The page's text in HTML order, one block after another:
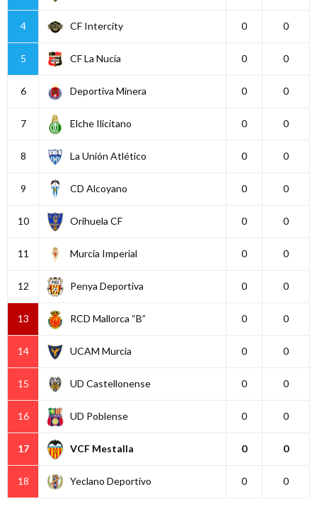
4 CF Intercity 0 0
5 CF La Nucía 0 0
6 Deportiva Minera 0 0
7 Elche Ilicitano 0 0
8 La Unión Atlético 0 0
9 CD Alcoyano 0 0
10 Orihuela CF 0 0
11 Murcia Imperial 0 0
12 Penya Deportiva 0 0
13 RCD Mallorca “B” 0 0
14 UCAM Murcia 0 0
15 UD Castellonense 0 0
16 UD Poblense 0 0
17 VCF Mestalla 0 0
18 Yeclano Deportivo 0 0